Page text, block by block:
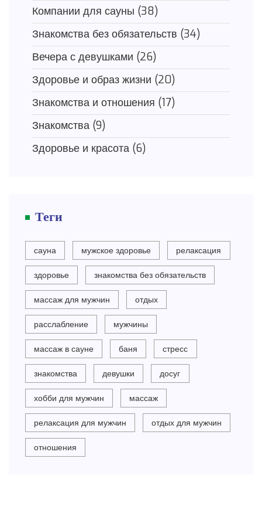
Компании для сауны (38)
Знакомства без обязательств (34)
Вечера с девушками (26)
Здоровье и образ жизни (20)
Знакомства и отношения (17)
Знакомства (9)
Здоровье и красота (6)
Теги
сауна мужское здоровье релаксация
здоровье знакомства без обязательств
массаж для мужчин отдых
расслабление мужчины
массаж в сауне баня стресс
знакомства девушки досуг
хобби для мужчин массаж
релаксация для мужчин отдых для мужчин
отношения